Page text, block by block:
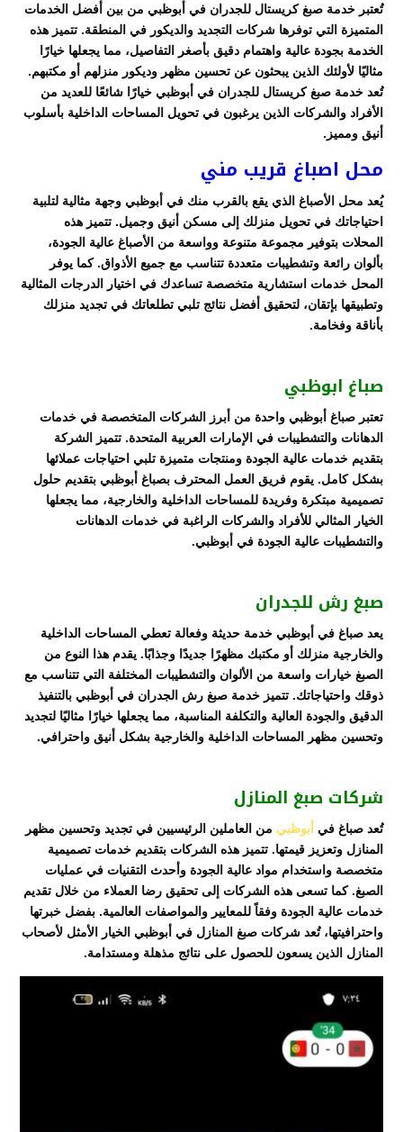
تُعتبر خدمة صبغ كريستال للجدران في أبوظبي من بين أفضل الخدمات
المتميزة التي توفرها شركات التجديد والديكور في المنطقة. تتميز هذه
الخدمة بجودة عالية واهتمام دقيق بأصغر التفاصيل، مما يجعلها خيارًا
مثاليًا لأولئك الذين يبحثون عن تحسين مظهر وديكور منزلهم أو مكتبهم.
تُعد خدمة صبغ كريستال للجدران في أبوظبي خيارًا شائعًا للعديد من
الأفراد والشركات الذين يرغبون في تحويل المساحات الداخلية بأسلوب
أنيق ومميز.
محل اصباغ قريب مني
يُعد محل الأصباغ الذي يقع بالقرب منك في أبوظبي وجهة مثالية لتلبية
احتياجاتك في تحويل منزلك إلى مسكن أنيق وجميل. تتميز هذه
المحلات بتوفير مجموعة متنوعة وواسعة من الأصباغ عالية الجودة،
بألوان رائعة وتشطيبات متعددة تتناسب مع جميع الأذواق. كما يوفر
المحل خدمات استشارية متخصصة تساعدك في اختيار الدرجات المثالية
وتطبيقها بإتقان، لتحقيق أفضل نتائج تلبي تطلعاتك في تجديد منزلك
بأناقة وفخامة.
صباغ ابوظبي
تعتبر صباغ أبوظبي واحدة من أبرز الشركات المتخصصة في خدمات
الدهانات والتشطيبات في الإمارات العربية المتحدة. تتميز الشركة
بتقديم خدمات عالية الجودة ومنتجات متميزة تلبي احتياجات عملائها
بشكل كامل. يقوم فريق العمل المحترف بصباغ أبوظبي بتقديم حلول
تصميمية مبتكرة وفريدة للمساحات الداخلية والخارجية، مما يجعلها
الخيار المثالي للأفراد والشركات الراغبة في خدمات الدهانات
والتشطيبات عالية الجودة في أبوظبي.
صبغ رش للجدران
يعد صباغ في أبوظبي خدمة حديثة وفعالة تعطي المساحات الداخلية
والخارجية منزلك أو مكتبك مظهرًا جديدًا وجذابًا. يقدم هذا النوع من
الصبغ خيارات واسعة من الألوان والتشطيبات المختلفة التي تتناسب مع
ذوقك واحتياجاتك. تتميز خدمة صبغ رش الجدران في أبوظبي بالتنفيذ
الدقيق والجودة العالية والتكلفة المناسبة، مما يجعلها خيارًا مثاليًا لتجديد
وتحسين مظهر المساحات الداخلية والخارجية بشكل أنيق واحترافي.
شركات صبغ المنازل
تُعد صباغ في أبوظبي من العاملين الرئيسيين في تجديد وتحسين مظهر
المنازل وتعزيز قيمتها. تتميز هذه الشركات بتقديم خدمات تصميمية
متخصصة واستخدام مواد عالية الجودة وأحدث التقنيات في عمليات
الصبغ. كما تسعى هذه الشركات إلى تحقيق رضا العملاء من خلال تقديم
خدمات عالية الجودة وفقاً للمعايير والمواصفات العالمية. بفضل خبرتها
واحترافيتها، تُعد شركات صبغ المنازل في أبوظبي الخيار الأمثل لأصحاب
المنازل الذين يسعون للحصول على نتائج مذهلة ومستدامة.